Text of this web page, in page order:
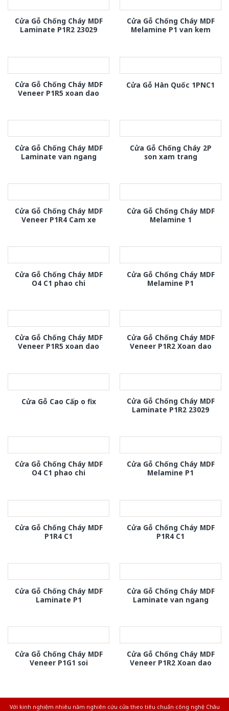
Cửa Gỗ Chống Cháy MDF
Laminate P1R2 23029
Cửa Gỗ Chống Cháy MDF
Melamine P1 van kem
Cửa Gỗ Chống Cháy MDF
Veneer P1R5 xoan dao
Cửa Gỗ Hàn Quốc 1PNC1
Cửa Gỗ Chống Cháy MDF
Laminate van ngang
Cửa Gỗ Chống Cháy 2P
son xam trang
Cửa Gỗ Chống Cháy MDF
Veneer P1R4 Cam xe
Cửa Gỗ Chống Cháy MDF
Melamine 1
Cửa Gỗ Chống Cháy MDF
O4 C1 phao chi
Cửa Gỗ Chống Cháy MDF
Melamine P1
Cửa Gỗ Chống Cháy MDF
Veneer P1R5 xoan dao
Cửa Gỗ Chống Cháy MDF
Veneer P1R2 Xoan dao
Cửa Gỗ Cao Cấp o fix
Cửa Gỗ Chống Cháy MDF
Laminate P1R2 23029
Cửa Gỗ Chống Cháy MDF
O4 C1 phao chi
Cửa Gỗ Chống Cháy MDF
Melamine P1
Cửa Gỗ Chống Cháy MDF
P1R4 C1
Cửa Gỗ Chống Cháy MDF
P1R4 C1
Cửa Gỗ Chống Cháy MDF
Laminate P1
Cửa Gỗ Chống Cháy MDF
Laminate van ngang
Cửa Gỗ Chống Cháy MDF
Veneer P1G1 soi
Cửa Gỗ Chống Cháy MDF
Veneer P1R2 Xoan dao
Với kinh nghiệm nhiêu năm nghiên cứu cửa theo tiêu chuẩn công nghệ Châu